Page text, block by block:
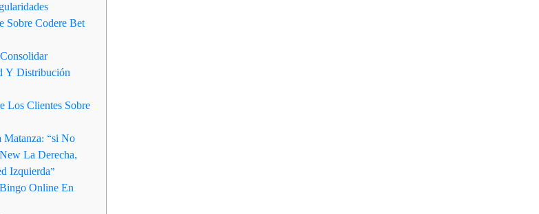
Sobre Codere Bet
Y Distribución
Los Clientes Sobre
“si No
La Derecha,
Izquierda”
Online En